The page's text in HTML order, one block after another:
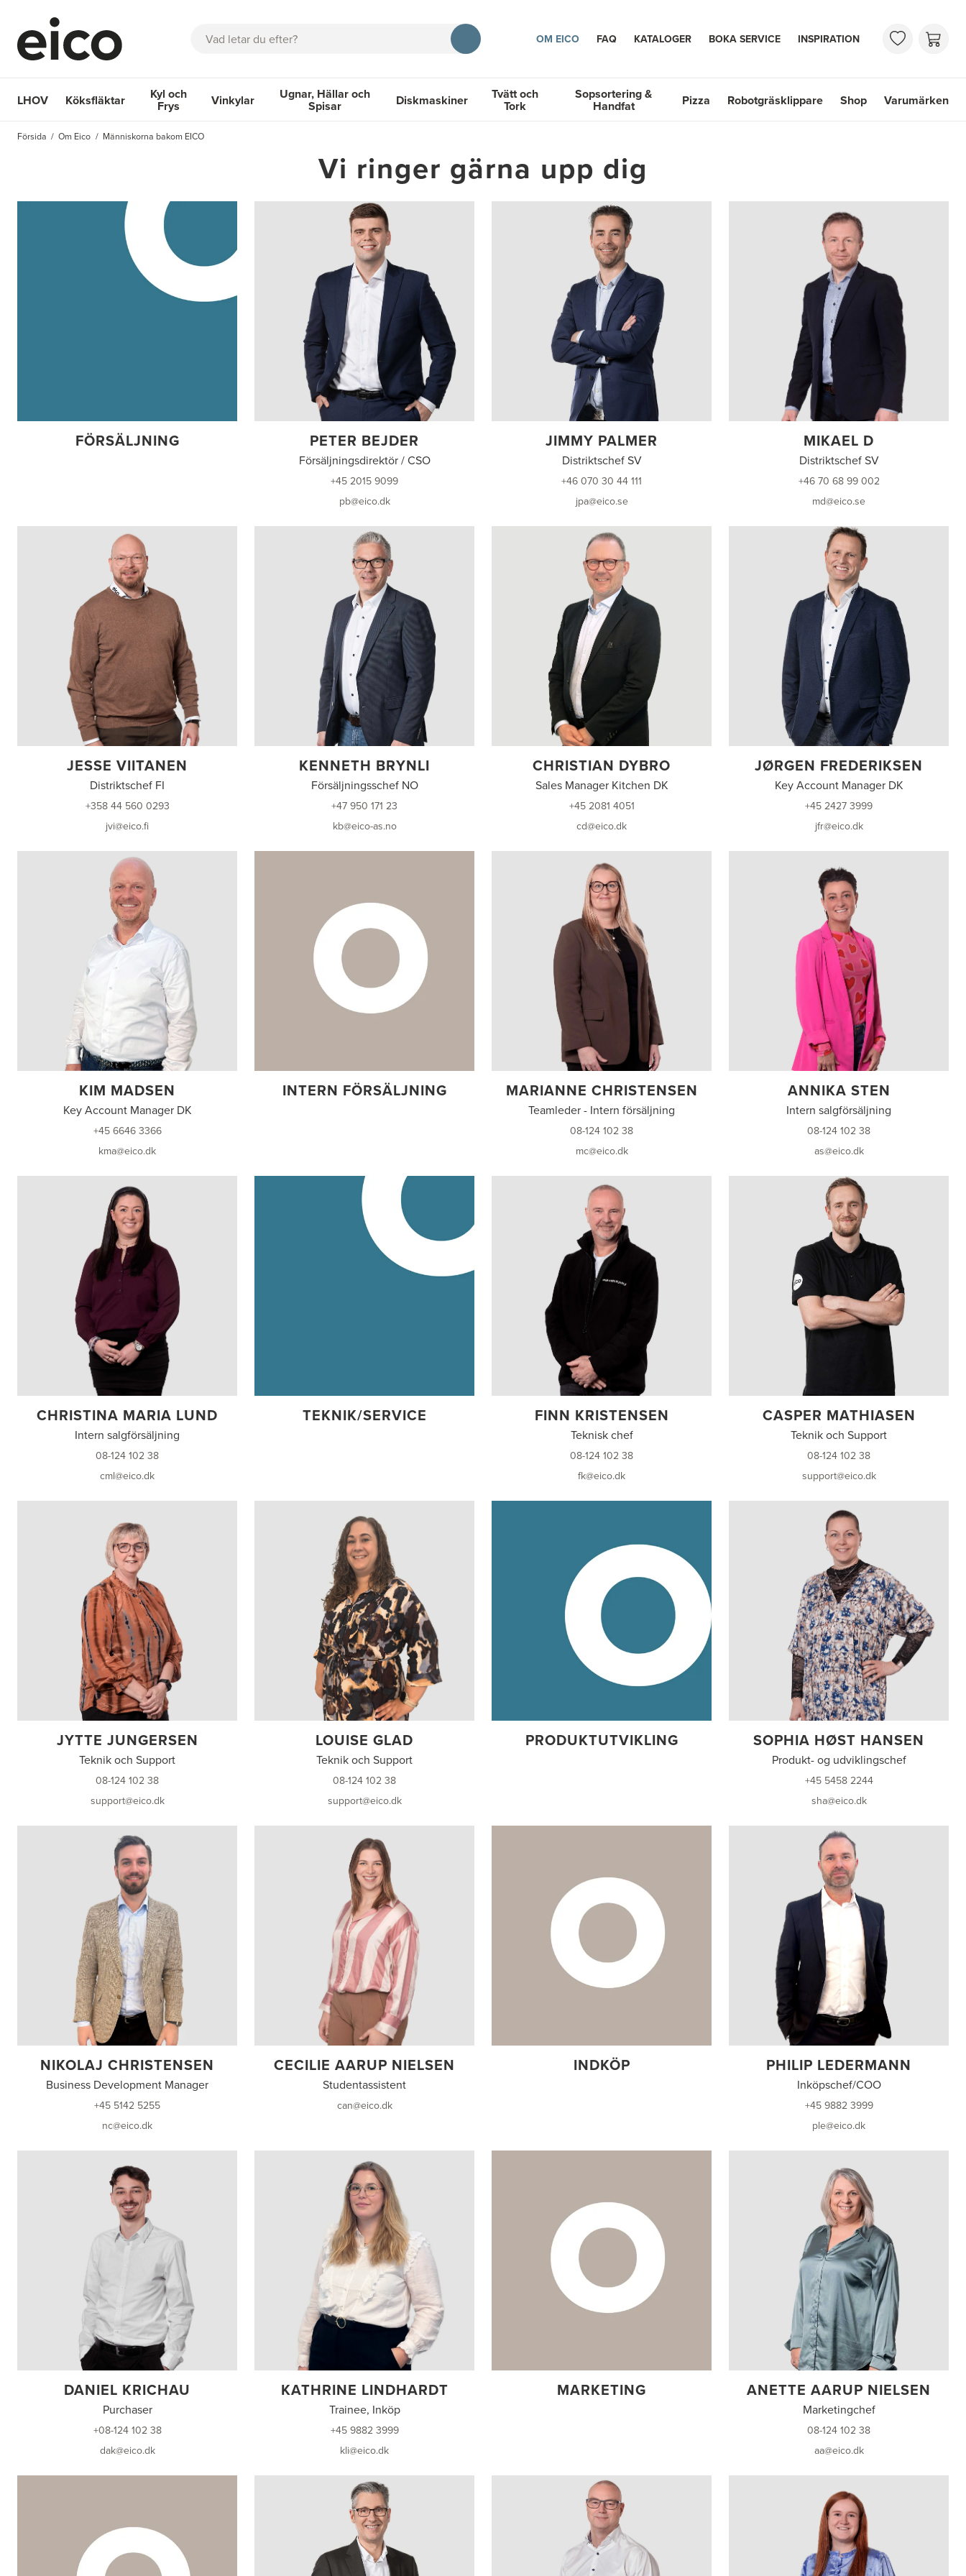
Sök OM EICO FAQ KATALOGER BOKA SERVICE INSPIRATION
LHOV Köksfläktar
Köksfläktar
Kyl och
Frys
Kyl och Frys
Vinkylar Ugnar, Hällar och
Spisar Diskmaskiner Tvätt och
Tork
Sopsortering &
Handfat Pizza Robotgräsklippare Shop Varumärken
Försida Om Eico Människorna bakom EICO
Vi ringer gärna upp dig
FÖRSÄLJNING PETER BEJDER
Försäljningsdirektör / CSO
+45 2015 9099
pb@eico.dk
JIMMY PALMER
Distriktschef SV
+46 070 30 44 111
jpa@eico.se
MIKAEL D
Distriktschef SV
+46 70 68 99 002
md@eico.se
JESSE VIITANEN
Distriktschef FI
+358 44 560 0293
jvi@eico.fi
KENNETH BRYNLI
Försäljningsschef NO
+47 950 171 23
kb@eico-as.no
CHRISTIAN DYBRO
Sales Manager Kitchen DK
+45 2081 4051
cd@eico.dk
JØRGEN FREDERIKSEN
Key Account Manager DK
+45 2427 3999
jfr@eico.dk
KIM MADSEN
Key Account Manager DK
+45 6646 3366
kma@eico.dk
INTERN FÖRSÄLJNING MARIANNE CHRISTENSEN
Teamleder - Intern försäljning
08-124 102 38
mc@eico.dk
ANNIKA STEN
Intern salgförsäljning
08-124 102 38
as@eico.dk
CHRISTINA MARIA LUND
Intern salgförsäljning
08-124 102 38
cml@eico.dk
TEKNIK/SERVICE FINN KRISTENSEN
Teknisk chef
08-124 102 38
fk@eico.dk
CASPER MATHIASEN
Teknik och Support
08-124 102 38
support@eico.dk
JYTTE JUNGERSEN
Teknik och Support
08-124 102 38
support@eico.dk
LOUISE GLAD
Teknik och Support
08-124 102 38
support@eico.dk
PRODUKTUTVIKLING SOPHIA HØST HANSEN
Produkt- og udviklingschef
+45 5458 2244
sha@eico.dk
NIKOLAJ CHRISTENSEN
Business Development Manager
+45 5142 5255
nc@eico.dk
CECILIE AARUP NIELSEN
Studentassistent
can@eico.dk
INDKÖP PHILIP LEDERMANN
Inköpschef/COO
+45 9882 3999
ple@eico.dk
DANIEL KRICHAU
Purchaser
+08-124 102 38
dak@eico.dk
KATHRINE LINDHARDT
Trainee, Inköp
+45 9882 3999
kli@eico.dk
MARKETING ANETTE AARUP NIELSEN
Marketingchef
08-124 102 38
aa@eico.dk